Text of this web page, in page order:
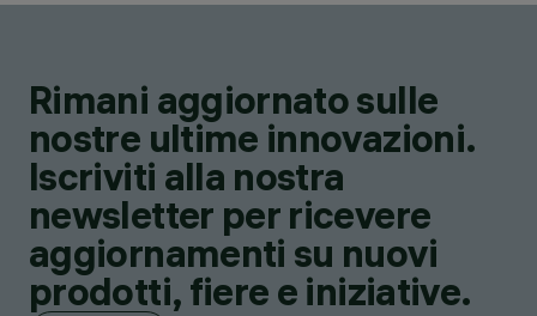
Rimani aggiornato sulle
nostre ultime innovazioni.
Iscriviti alla nostra
newsletter per ricevere
aggiornamenti su nuovi
prodotti, fiere e iniziative.